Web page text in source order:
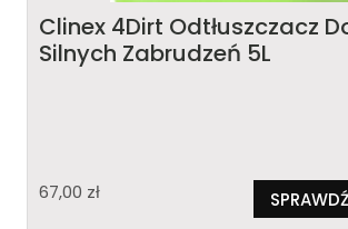
Clinex 4Dirt Odtłuszczacz
Silnych Zabrudzeń 5L
67,00 zł SPRAWDŹ